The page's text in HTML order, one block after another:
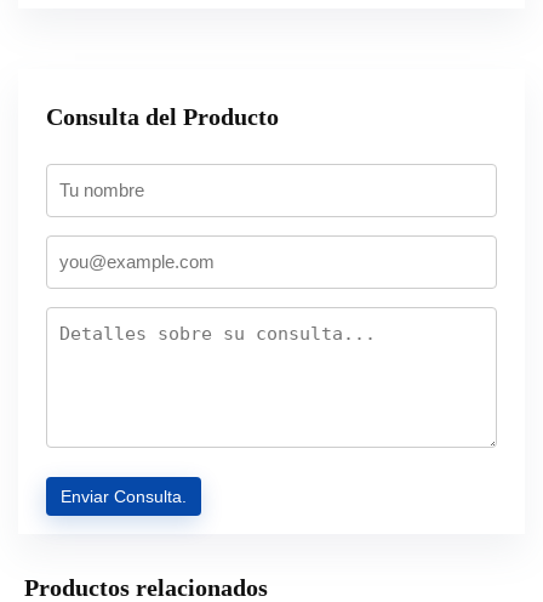
Consulta del Producto
Productos relacionados